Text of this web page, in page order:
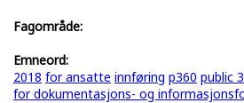
Fagområde:
Emneord:
2018 for ansatte innføring p360 public
for dokumentasjons- og